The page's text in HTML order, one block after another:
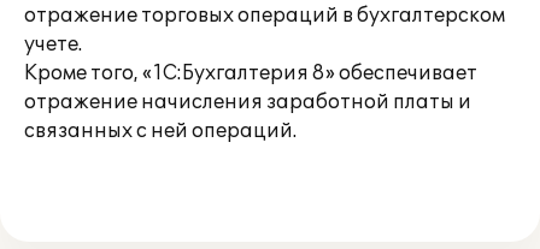
отражение торговых операций в бухгалтерском
учете.
Кроме того, «1С:Бухгалтерия 8» обеспечивает
отражение начисления заработной платы и
связанных с ней операций.